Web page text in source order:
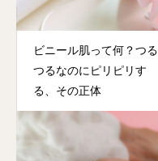
ビニール肌って何？つる
つるなのにピリピリす
る、その正体